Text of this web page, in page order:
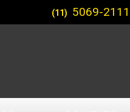
(11) 5069-2111